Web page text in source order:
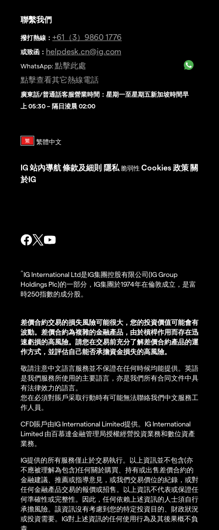
聯繫我們
撥打熱線 ： +61（3）9860 1776
或致函： helpdesk.cn@ig.com
WhatsApp: 點擊此處
點擊查看其它熱線電話
廣東話/普通話客服營業時間：星期一至星期五新加坡時間早
上 05:30 – 隔日淩晨 02:00
IG 站內導航條款及細則 隱私 脆弱性 Cookies 政策 關
於IG
^IG International Ltd是IG集團控股有限公司(IG Group
Holdings Plc)的一部分，IG集團於1974年在倫敦成立，是富
時250指數的成分股。
差價合約交易的損失風險可能很大，您的投資價值可能會有
波動。差價合約為複雜的金融產品，由於槓桿作用而存在迅
速虧損的高風險。請您在交易前充分了解差價合約產品的運
作方式，並評估自己能否承擔資金損失的高風險。
敬請注意中文語言服務並不保證在任何時候均能提供。英語
是我們服務所使用的主要語言，亦是我們所有合同文件中具
有法律效力的語言。
您在必須對賬戶采取行動時有可能無法聯絡我們中文服務工
作人員。
CFD賬戶由IG International Limited提供。IG International
Limited 由百慕達金融管理局授權經營投資業務和數位資產
業務。
IG提供的所有服務僅止於交易執行。以上資訊並不包含(亦
不應被理解為包含)任何關於購買、持有或出售差價合約的
金融建議、推薦或指導意見，或我們交易價位的紀錄，或對
任何金融產品交易的報價或招售。以上資訊不代表或保證任
何準確性或完整性。因此，任何依賴上述資訊的人士須自行
承擔風險。該資訊沒有考慮到您的特定投資目的、財政狀況
或投資需要。IG對上述資訊的任何使用行為及其後果概不負